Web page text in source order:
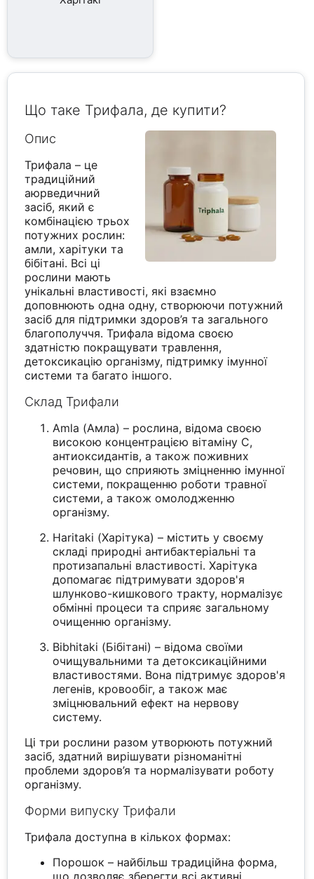
Що таке Трифала, де купити?
Опис
Трифала – це
традиційний
аюрведичний
засіб, який є
комбінацією трьох
потужних рослин:
амли, харітуки та
бібітані. Всі ці
рослини мають
унікальні властивості, які взаємно
доповнюють одна одну, створюючи потужний
засіб для підтримки здоров’я та загального
благополуччя. Трифала відома своєю
здатністю покращувати травлення,
детоксикацію організму, підтримку імунної
системи та багато іншого.
Склад Трифали
Аmla (Амла) – рослина, відома своєю
високою концентрацією вітаміну С,
антиоксидантів, а також поживних
речовин, що сприяють зміцненню імунної
системи, покращенню роботи травної
системи, а також омолодженню
організму.
Haritaki (Харітука) – містить у своєму
складі природні антибактеріальні та
протизапальні властивості. Харітука
допомагає підтримувати здоров'я
шлунково-кишкового тракту, нормалізує
обмінні процеси та сприяє загальному
очищенню організму.
Bibhitaki (Бібітані) – відома своїми
очищувальними та детоксикаційними
властивостями. Вона підтримує здоров'я
легенів, кровообіг, а також має
зміцнювальний ефект на нервову
систему.
Ці три рослини разом утворюють потужний
засіб, здатний вирішувати різноманітні
проблеми здоров’я та нормалізувати роботу
організму.
Форми випуску Трифали
Трифала доступна в кількох формах:
Порошок – найбільш традиційна форма,